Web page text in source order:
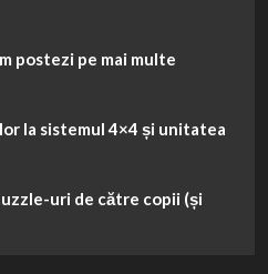
postezi pe mai multe
la sistemul 4×4 și unitatea
uri de către copii (și